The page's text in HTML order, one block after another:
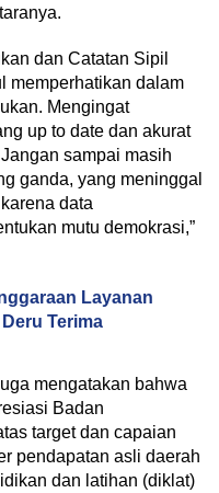
dan Catatan Sipil
memperhatikan dalam
Mengingat
up to date dan akurat
sampai masih
ganda, yang meninggal
data
mutu demokrasi,”
Layanan
Terima
mengatakan bahwa
Badan
target dan capaian
pendapatan asli daerah
dan latihan (diklat)